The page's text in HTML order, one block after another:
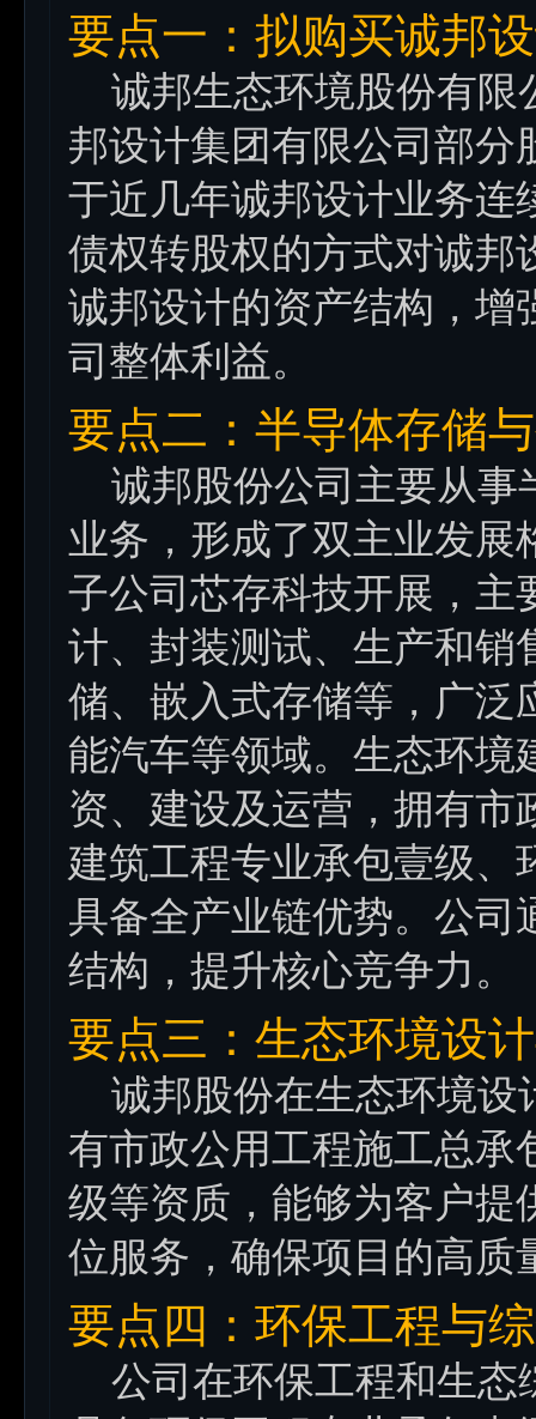
要点一：拟购买诚邦
诚邦生态环境股份有限
邦设计集团有限公司部分
于近几年诚邦设计业务连
债权转股权的方式对诚邦
诚邦设计的资产结构，增
司整体利益。
要点二：半导体存储
诚邦股份公司主要从事
业务，形成了双主业发展
子公司芯存科技开展，主
计、封装测试、生产和销
储、嵌入式存储等，广泛
能汽车等领域。生态环境
资、建设及运营，拥有
建筑工程专业承包壹级、
具备全产业链优势。公司
结构，提升核心竞争力。
要点三：生态环境设
诚邦股份在生态环境设
有市政公用工程施工总承
级等资质，能够为客户提
位服务，确保项目的高质
要点四：环保工程与
公司在环保工程和生态